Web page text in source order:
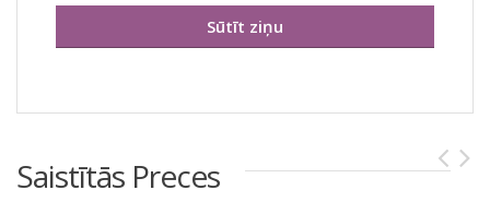
Saistītās Preces